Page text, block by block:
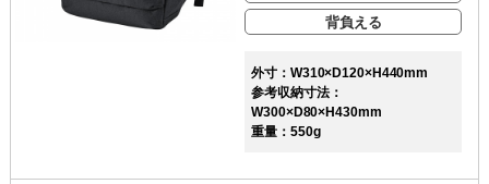
背負える
外寸：W310×D120×H440mm
参考収納寸法：
W300×D80×H430mm
重量：550g